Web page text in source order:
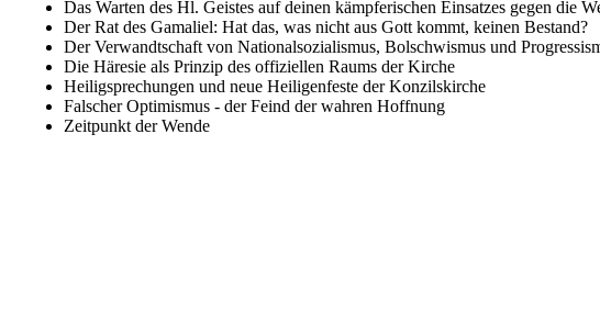
Das Warten des Hl. Geistes auf deinen kämpferischen Einsatzes gegen die
Der Rat des Gamaliel: Hat das, was nicht aus Gott kommt, keinen Bestand?
Der Verwandtschaft von Nationalsozialismus, Bolschwismus und
Die Häresie als Prinzip des offiziellen Raums der Kirche
Heiligsprechungen und neue Heiligenfeste der Konzilskirche
Falscher Optimismus - der Feind der wahren Hoffnung
Zeitpunkt der Wende